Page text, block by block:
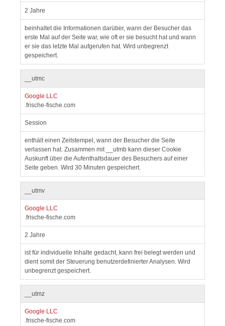
2 Jahre
beinhaltet die Informationen darüber, wann der Besucher das
erste Mal auf der Seite war, wie oft er sie besucht hat und wann
er sie das letzte Mal aufgerufen hat. Wird unbegrenzt
gespeichert.
__utmc
Google LLC
.frische-fische.com
Session
enthält einen Zeitstempel, wann der Besucher die Seite
verlassen hat. Zusammen mit __utmb kann dieser Cookie
Auskunft über die Aufenthaltsdauer des Besuchers auf einer
Seite geben. Wird 30 Minuten gespeichert.
__utmv
Google LLC
.frische-fische.com
2 Jahre
ist für individuelle Inhalte gedacht, kann frei belegt werden und
dient somit der Steuerung benutzerdefinierter Analysen. Wird
unbegrenzt gespeichert.
__utmz
Google LLC
.frische-fische.com